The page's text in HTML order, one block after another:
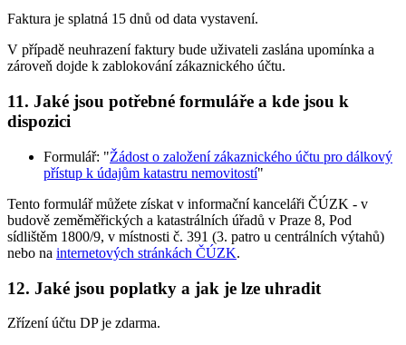
Faktura je splatná 15 dnů od data vystavení.
V případě neuhrazení faktury bude uživateli zaslána upomínka a
zároveň dojde k zablokování zákaznického účtu.
11. Jaké jsou potřebné formuláře a kde jsou k
dispozici
Formulář: "Žádost o založení zákaznického účtu pro dálkový
přístup k údajům katastru nemovitostí"
Tento formulář můžete získat v informační kanceláři ČÚZK - v
budově zeměměřických a katastrálních úřadů v Praze 8, Pod
sídlištěm 1800/9, v místnosti č. 391 (3. patro u centrálních výtahů)
nebo na internetových stránkách ČÚZK.
12. Jaké jsou poplatky a jak je lze uhradit
Zřízení účtu DP je zdarma.